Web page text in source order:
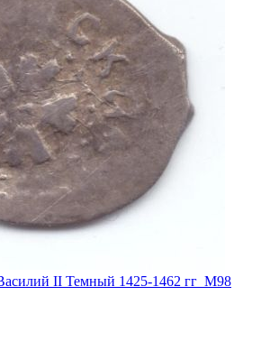
II Темный 1425-1462 гг_М98